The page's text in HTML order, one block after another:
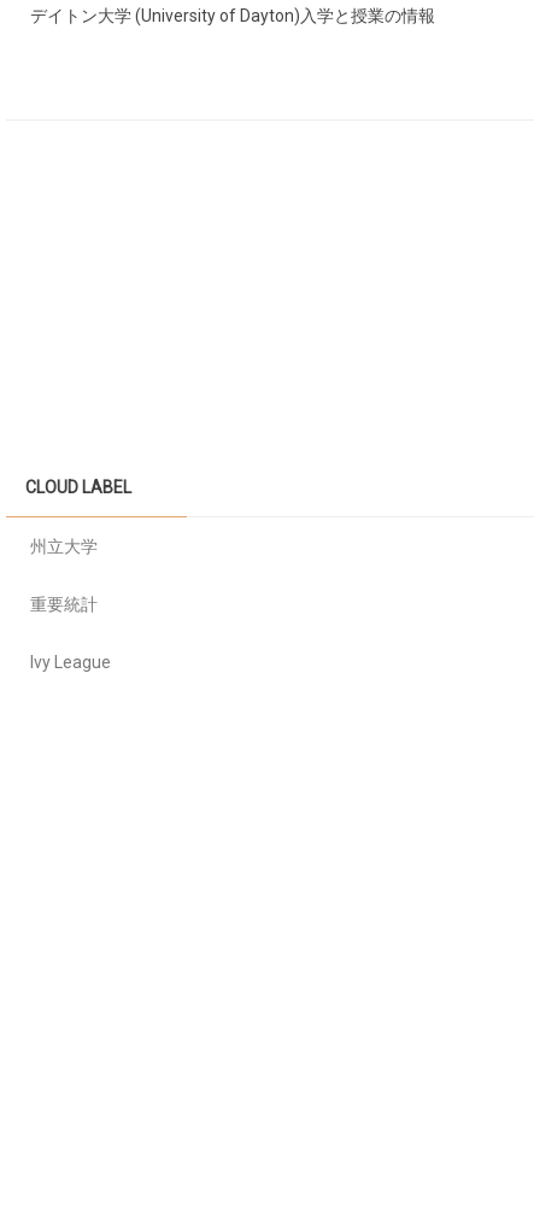
デイトン大学 (University of Dayton)入学と授業の情報
CLOUD LABEL
州立大学
重要統計
Ivy League